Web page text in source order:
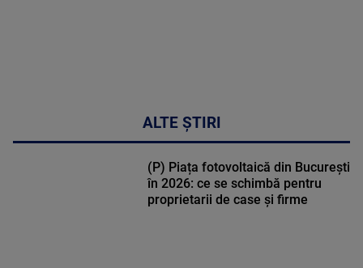
ALTE ȘTIRI
(P) Piața fotovoltaică din București
în 2026: ce se schimbă pentru
proprietarii de case și firme